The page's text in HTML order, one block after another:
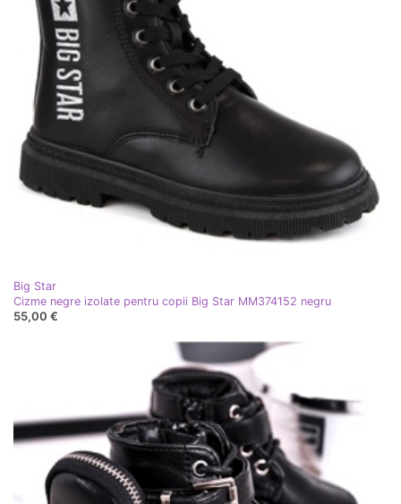
Big Star
Cizme negre izolate pentru copii Big Star MM374152 negru
55,00 €